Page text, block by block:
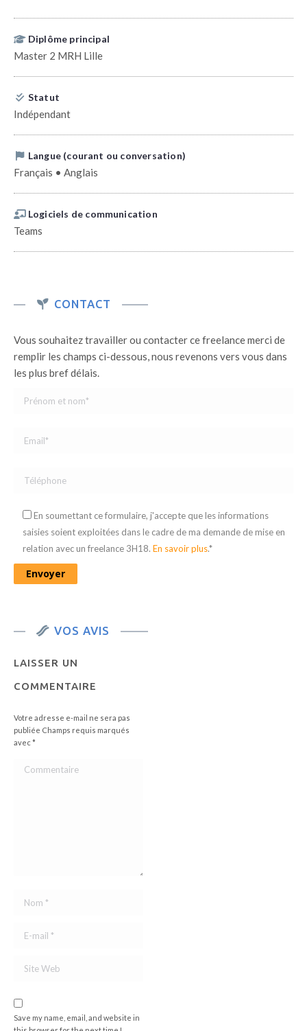
Diplôme principal
Master 2 MRH Lille
Statut
Indépendant
Langue (courant ou conversation)
Français • Anglais
Logiciels de communication
Teams
CONTACT
Vous souhaitez travailler ou contacter ce freelance merci de
remplir les champs ci-dessous, nous revenons vers vous dans
les plus bref délais.
En soumettant ce formulaire, j'accepte que les informations
saisies soient exploitées dans le cadre de ma demande de mise en
relation avec un freelance 3H18. En savoir plus.*
VOS AVIS
LAISSER UN
COMMENTAIRE
Votre adresse e-mail ne sera pas
publiée Champs requis marqués
avec *
Commentaire
Nom *
E-mail *
Site Web
Save my name, email, and website in